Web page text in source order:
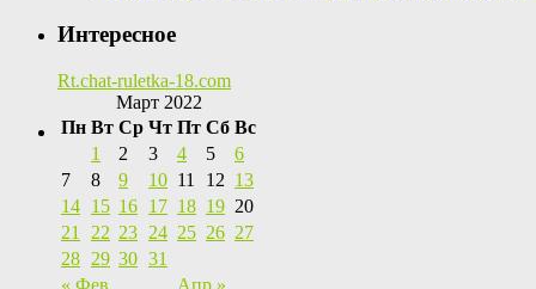
Интересное
Rt.chat-ruletka-18.com
Март 2022
Пн Вт Ср Чт Пт Сб Вс
1 2 3 4 5
6
7
8 9 10 11 12 13
14 15 16 17 18 19 20
21
22 23 24 25 26 27
28 29 30 31